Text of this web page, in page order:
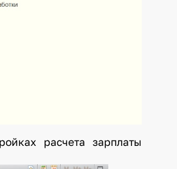
расчета зарплаты